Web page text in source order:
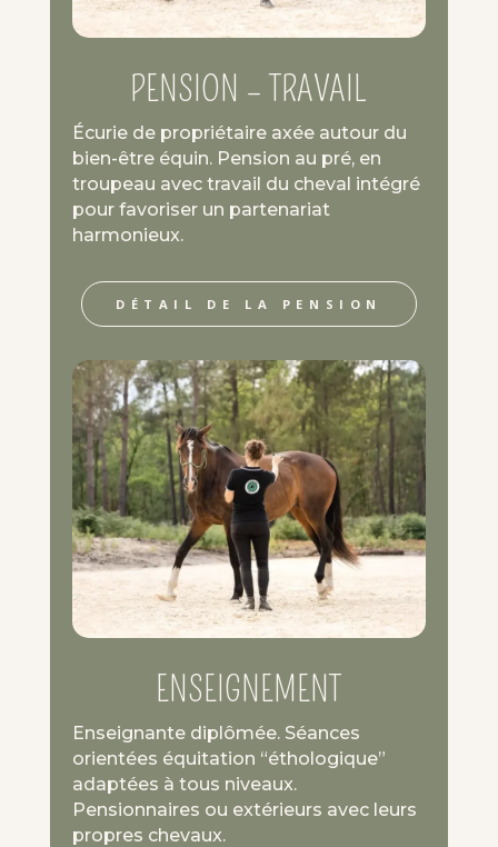
PENSION – TRAVAIL
Écurie de propriétaire axée autour du
bien-être équin. Pension au pré, en
troupeau avec travail du cheval intégré
pour favoriser un partenariat
harmonieux.
DÉTAIL DE LA PENSION
ENSEIGNEMENT
Enseignante diplômée. Séances
orientées équitation “éthologique”
adaptées à tous niveaux.
Pensionnaires ou extérieurs avec leurs
propres chevaux.